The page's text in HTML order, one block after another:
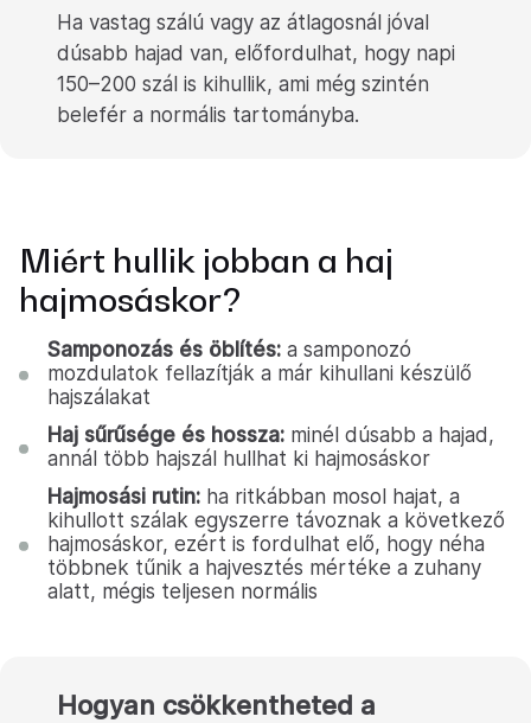
Ha vastag szálú vagy az átlagosnál jóval
dúsabb hajad van, előfordulhat, hogy napi
150–200 szál is kihullik, ami még szintén
belefér a normális tartományba.
Miért hullik jobban a haj
hajmosáskor?
Samponozás és öblítés: a samponozó
mozdulatok fellazítják a már kihullani készülő
hajszálakat
Haj sűrűsége és hossza: minél dúsabb a hajad,
annál több hajszál hullhat ki hajmosáskor
Hajmosási rutin: ha ritkábban mosol hajat, a
kihullott szálak egyszerre távoznak a következő
hajmosáskor, ezért is fordulhat elő, hogy néha
többnek tűnik a hajvesztés mértéke a zuhany
alatt, mégis teljesen normális
Hogyan csökkentheted a